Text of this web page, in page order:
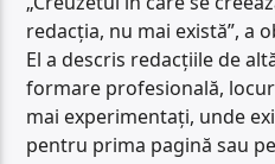
redacția, nu mai există”, a
El a descris redacțiile de
formare profesională,
mai experimentați, unde
pentru prima pagină sau